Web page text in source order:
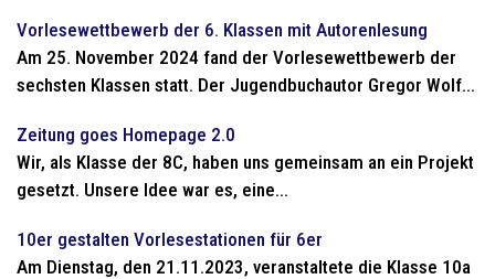
Vorlesewettbewerb der 6. Klassen mit Autorenlesung
Am 25. November 2024 fand der Vorlesewettbewerb der
sechsten Klassen statt. Der Jugendbuchautor Gregor Wolf...
Zeitung goes Homepage 2.0
Wir, als Klasse der 8C, haben uns gemeinsam an ein Projekt
gesetzt. Unsere Idee war es, eine...
10er gestalten Vorlesestationen für 6er
Am Dienstag, den 21.11.2023, veranstaltete die Klasse 10a